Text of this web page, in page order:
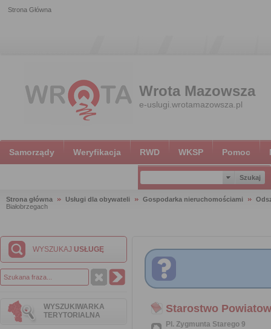
Strona Główna
Wrota Mazowsza
e-uslugi.wrotamazowsza.pl
Samorządy Weryfikacja RWD WKSP Pomoc
Strona główna Usługi dla obywateli Gospodarka nieruchomościami
Białobrzegach
WYSZUKAJ USŁUGĘ
WYSZUKIWARKA
TERYTORIALNA
Starostwo
Pl. Zygmunta Starego 9